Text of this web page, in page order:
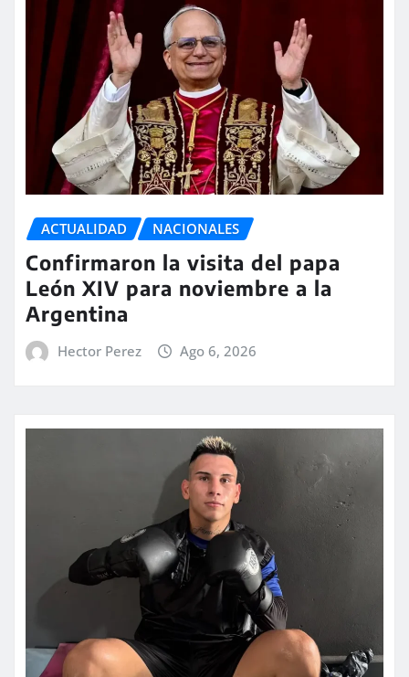
ACTUALIDAD NACIONALES
Confirmaron la visita del papa
León XIV para noviembre a la
Argentina
Hector Perez Ago 6, 2026